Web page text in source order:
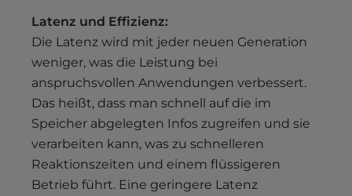
Latenz und Effizienz:
Die Latenz wird mit jeder neuen Generation
weniger, was die Leistung bei
anspruchsvollen Anwendungen verbessert.
Das heißt, dass man schnell auf die im
Speicher abgelegten Infos zugreifen und sie
verarbeiten kann, was zu schnelleren
Reaktionszeiten und einem flüssigeren
Betrieb führt. Eine geringere Latenz